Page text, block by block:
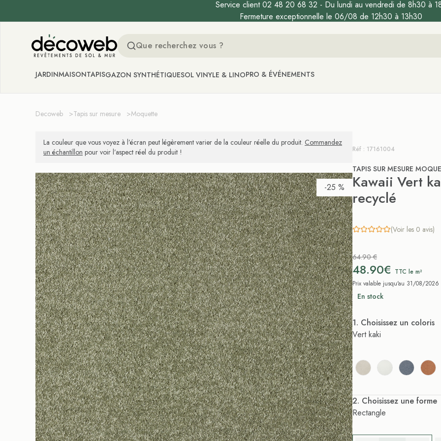
Service client 02 48 20 68 32 - Du lundi au vendredi de 8h30 à
Fermeture exceptionnelle le 06/08 de 12h30 à 13h30
Decoweb
JARDINMAISONTAPISGAZON SYNTHÉTIQUESOL VINYLE & LINOPRO & ÉVÉNEMENTS
Decoweb >Tapis sur mesure >Moquette
La couleur que vous voyez à l’écran peut légèrement varier de la couleur réelle du produit. Commandez
un échantillon pour voir l’aspect réel du produit !
-25 %
Réf : 17161004
TAPIS SUR MESURE
Kawaii Vert
recyclé
(Voir les 0 avis)
64.90 €
48.90€ TTC le m²
Prix valable jusqu'au 31/08/2026
En stock
. Choisissez un coloris
Vert kaki
. Choisissez une forme
Rectangle